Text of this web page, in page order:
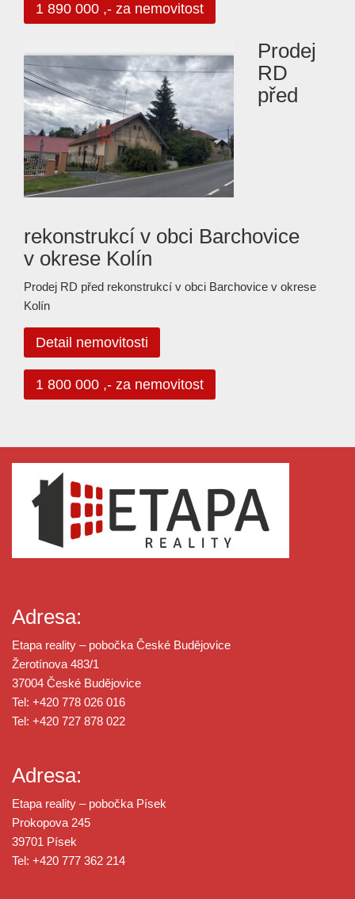
1 890 000 ,- za nemovitost
Prodej
RD
před
rekonstrukcí v obci Barchovice
v okrese Kolín
Prodej RD před rekonstrukcí v obci Barchovice v okrese
Kolín
Detail nemovitosti
1 800 000 ,- za nemovitost
Adresa:
Etapa reality – pobočka České Budějovice
Žerotínova 483/1
37004 České Budějovice
Tel: +420 778 026 016
Tel: +420 727 878 022
Adresa:
Etapa reality – pobočka Písek
Prokopova 245
39701 Písek
Tel: +420 777 362 214